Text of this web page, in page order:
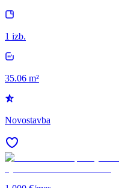
1 izb.
35.06 m²
Novostavba